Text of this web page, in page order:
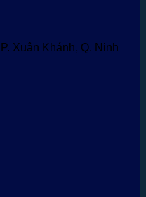
Xuân Khánh, Q. Ninh